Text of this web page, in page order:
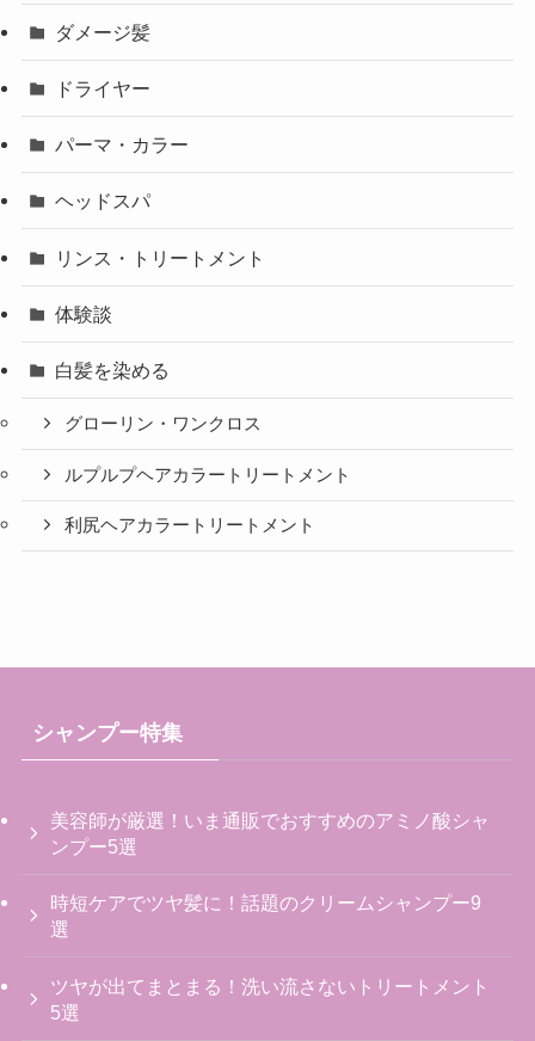
ダメージ髪
ドライヤー
パーマ・カラー
ヘッドスパ
リンス・トリートメント
体験談
白髪を染める
グローリン・ワンクロス
ルプルプヘアカラートリートメント
利尻ヘアカラートリートメント
シャンプー特集
美容師が厳選！いま通販でおすすめのアミノ酸シャ
ンプー5選
時短ケアでツヤ髪に！話題のクリームシャンプー9
選
ツヤが出てまとまる！洗い流さないトリートメント
5選